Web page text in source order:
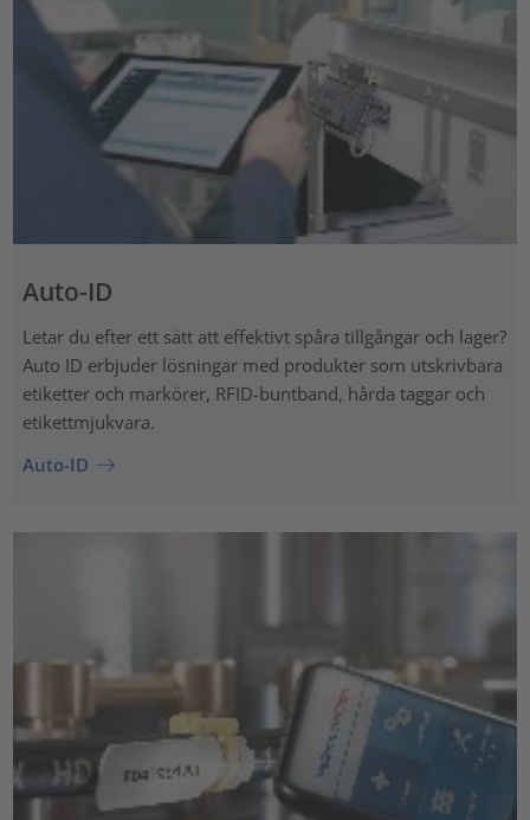
Auto-ID
Letar du efter ett sätt att effektivt spåra tillgångar och lager?
Auto ID erbjuder lösningar med produkter som utskrivbara
etiketter och markörer, RFID-buntband, hårda taggar och
etikettmjukvara.
Auto-ID